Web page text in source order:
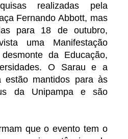
realizadas pela
Fernando Abbott, mas
para 18 de outubro,
uma Manifestação
da Educação,
O Sarau e a
estão mantidos para às
da Unipampa e são
que o evento tem o